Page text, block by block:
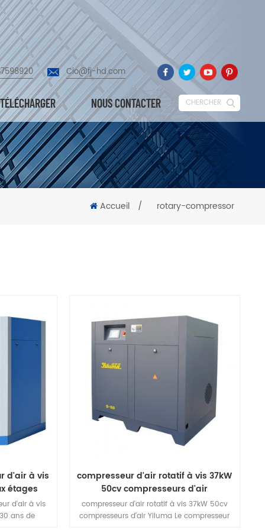
Cio@fj-hd.com
TÉLÉCHARGER NOUS CONTACTER CHERCHER
Accueil / rotary-compressor
d'air à vis
étages
d'air à vis
ans de
compresseur d'air rotatif à vis 37kW
50cv compresseurs d'air
compresseur d'air rotatif à vis 37kW 50cv
compresseurs d'air Yiluma Le compresseur